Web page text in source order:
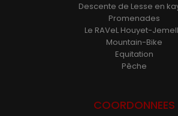
Descente de Lesse en
Promenades
Le RAVeL Houyet-
Mountain-Bike
Equitation
Pêche
COORDONNEES